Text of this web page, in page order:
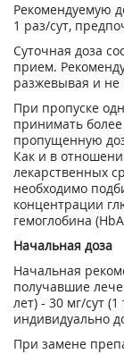
Рекомендуемую
1 раз/сут,
Суточная доза
прием.
разжевывая и не
При пропуске
принимать
пропущенную
Как и в
лекарственных
необходимо
концентрации
гемоглобина
Начальная доза
Начальная
получавшие
лет) - 30 мг/сут
индивидуально
При замене